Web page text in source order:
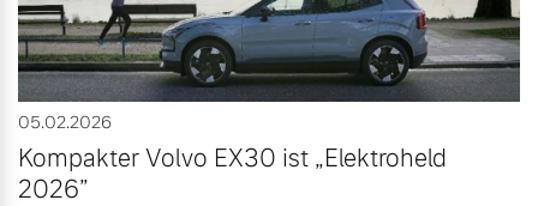
05.02.2026
Kompakter Volvo EX30 ist „Elektroheld
2026”